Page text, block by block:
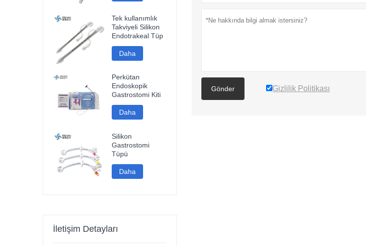
Gönder Gizlilik Politikası
Tek kullanımlık
Takviyeli Silikon
Endotrakeal Tüp
Daha
Perkütan
Endoskopik
Gastrostomi Kiti
Daha
Silikon
Gastrostomi
Tüpü
Daha
İletişim Detayları